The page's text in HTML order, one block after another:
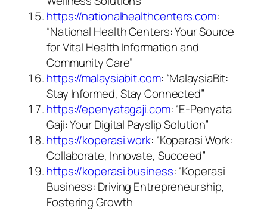
https://nationalhealthcenters.com:
“National Health Centers: Your Source
for Vital Health Information and
Community Care”
https://malaysiabit.com: “MalaysiaBit:
Stay Informed, Stay Connected”
https://epenyatagaji.com: “E-Penyata
Gaji: Your Digital Payslip Solution”
https://koperasi.work: “Koperasi Work:
Collaborate, Innovate, Succeed”
https://koperasi.business: “Koperasi
Business: Driving Entrepreneurship,
Fostering Growth